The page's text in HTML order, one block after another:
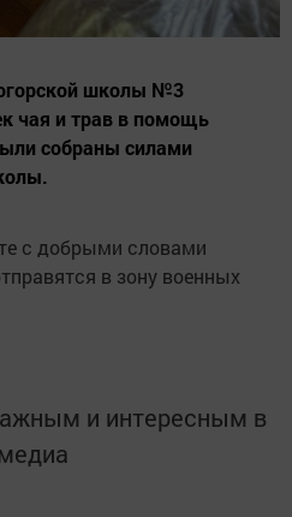
школы №3
чая и трав в помощь
собраны силами
с добрыми словами
в зону военных
и интересным в